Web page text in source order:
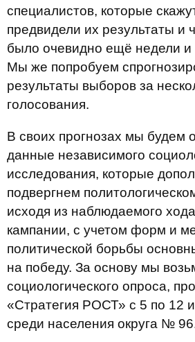
специалистов, которые
предвидели их результаты и
было очевидно ещё недели и
Мы же попробуем
результаты выборов за
голосования.
В своих прогнозах мы будем
данные независимого
исследования, которые
подвергнем
исходя из наблюдаемого
кампании, с учетом форм и
политической борьбы
на победу. За основу мы
социологического опроса,
«Стратегия РОСТ» с 5 по 12
среди населения округа №